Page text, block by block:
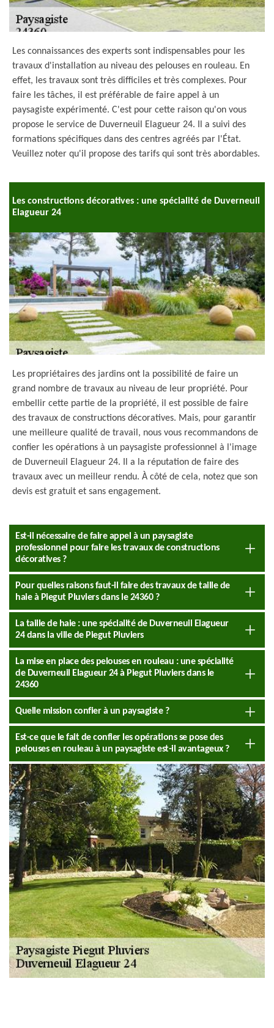
Les connaissances des experts sont indispensables pour les
travaux d'installation au niveau des pelouses en rouleau. En
effet, les travaux sont très difficiles et très complexes. Pour
faire les tâches, il est préférable de faire appel à un
paysagiste expérimenté. C'est pour cette raison qu'on vous
propose le service de Duverneuil Elagueur 24. Il a suivi des
formations spécifiques dans des centres agréés par l'État.
Veuillez noter qu'il propose des tarifs qui sont très abordables.
Les constructions décoratives : une spécialité de Duverneuil
Elagueur 24
Les propriétaires des jardins ont la possibilité de faire un
grand nombre de travaux au niveau de leur propriété. Pour
embellir cette partie de la propriété, il est possible de faire
des travaux de constructions décoratives. Mais, pour garantir
une meilleure qualité de travail, nous vous recommandons de
confier les opérations à un paysagiste professionnel à l'image
de Duverneuil Elagueur 24. Il a la réputation de faire des
travaux avec un meilleur rendu. À côté de cela, notez que son
devis est gratuit et sans engagement.
Est-il nécessaire de faire appel à un paysagiste
professionnel pour faire les travaux de constructions
décoratives ?
Pour quelles raisons faut-il faire des travaux de taille de
haie à Piegut Pluviers dans le 24360 ?
La taille de haie : une spécialité de Duverneuil Elagueur
24 dans la ville de Piegut Pluviers
La mise en place des pelouses en rouleau : une spécialité
de Duverneuil Elagueur 24 à Piegut Pluviers dans le
24360
Quelle mission confier à un paysagiste ?
Est-ce que le fait de confier les opérations se pose des
pelouses en rouleau à un paysagiste est-il avantageux ?